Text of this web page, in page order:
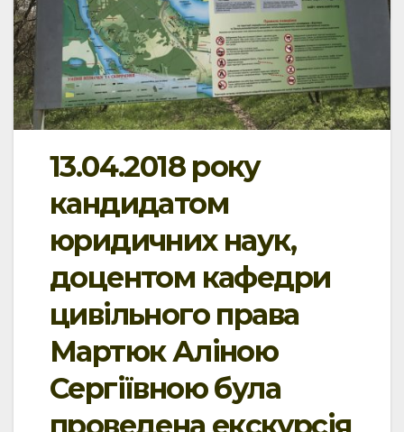
13.04.2018 року
кандидатом
юридичних наук,
доцентом кафедри
цивільного права
Мартюк Аліною
Сергіївною була